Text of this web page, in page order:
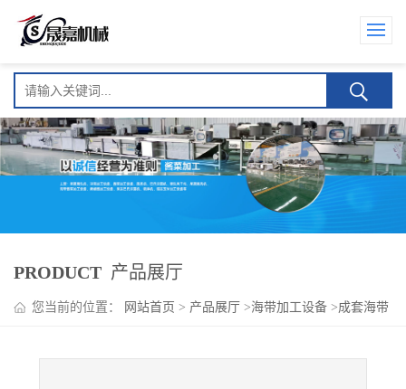
PRODUCT 产品展厅
您当前的位置： 网站首页 > 产品展厅 >海带加工设备 >成套海带